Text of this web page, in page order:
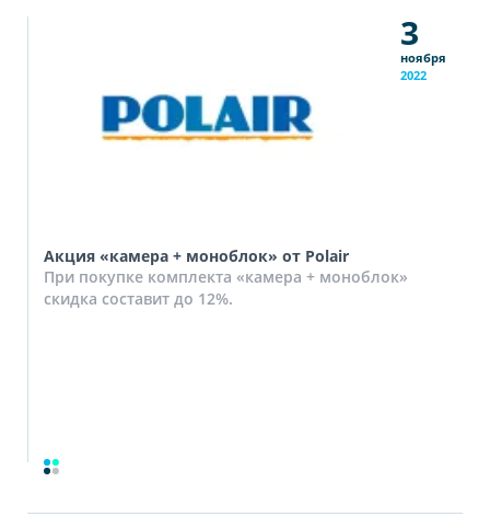
3
ноября
2022
Акция «камера + моноблок» от Polair
При покупке комплекта «камера + моноблок»
скидка составит до 12%.